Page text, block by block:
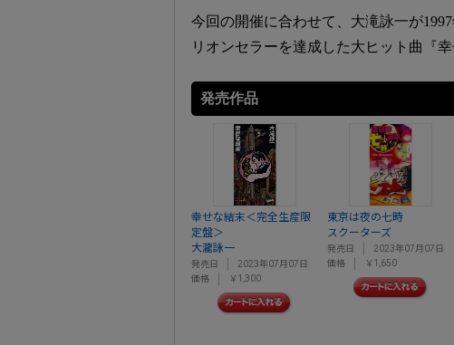
今回の開催に合わせて、大滝詠一が
リオンセラーを達成した大ヒット曲『
発売作品
幸せな結末＜完全生産限
定盤＞
大瀧詠一
発売日
2023年07月07日
価格
￥1,300
東京は夜の七時
スクーターズ
発売日
2023年07月07日
価格
￥1,650